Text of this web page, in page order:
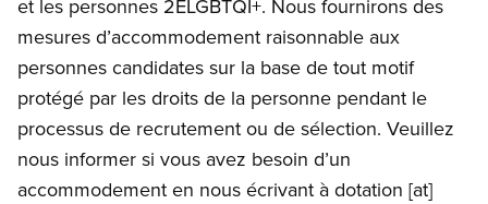
et les personnes 2ELGBTQI+. Nous fournirons des
mesures d’accommodement raisonnable aux
personnes candidates sur la base de tout motif
protégé par les droits de la personne pendant le
processus de recrutement ou de sélection. Veuillez
nous informer si vous avez besoin d’un
accommodement en nous écrivant à dotation [at]